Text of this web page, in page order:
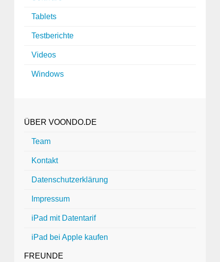
Tablets
Testberichte
Videos
Windows
ÜBER VOONDO.DE
Team
Kontakt
Datenschutzerklärung
Impressum
iPad mit Datentarif
iPad bei Apple kaufen
FREUNDE